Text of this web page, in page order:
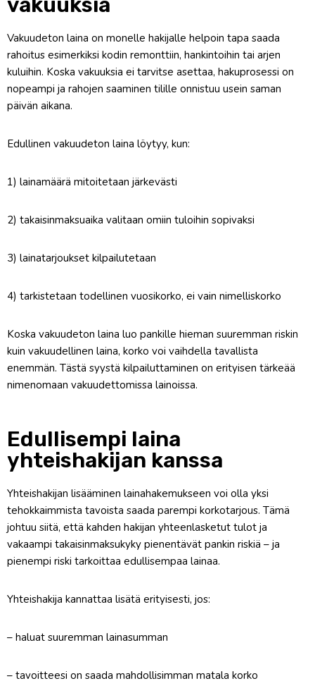
Vakuudeton laina on monelle hakijalle helpoin tapa saada
rahoitus esimerkiksi kodin remonttiin, hankintoihin tai arjen
kuluihin. Koska vakuuksia ei tarvitse asettaa, hakuprosessi on
nopeampi ja rahojen saaminen tilille onnistuu usein saman
päivän aikana.
Edullinen vakuudeton laina löytyy, kun:
1) lainamäärä mitoitetaan järkevästi
2) takaisinmaksuaika valitaan omiin tuloihin sopivaksi
3) lainatarjoukset kilpailutetaan
4) tarkistetaan todellinen vuosikorko, ei vain nimelliskorko
Koska vakuudeton laina luo pankille hieman suuremman riskin
kuin vakuudellinen laina, korko voi vaihdella tavallista
enemmän. Tästä syystä kilpailuttaminen on erityisen tärkeää
nimenomaan vakuudettomissa lainoissa.
Edullisempi laina
yhteishakijan kanssa
Yhteishakijan lisääminen lainahakemukseen voi olla yksi
tehokkaimmista tavoista saada parempi korkotarjous. Tämä
johtuu siitä, että kahden hakijan yhteenlasketut tulot ja
vakaampi takaisinmaksukyky pienentävät pankin riskiä – ja
pienempi riski tarkoittaa edullisempaa lainaa.
Yhteishakija kannattaa lisätä erityisesti, jos:
– haluat suuremman lainasumman
– tavoitteesi on saada mahdollisimman matala korko